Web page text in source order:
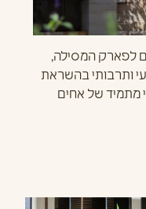
לפארק המסילה,
ותרבותי בהשראת
מתמיד של אחים